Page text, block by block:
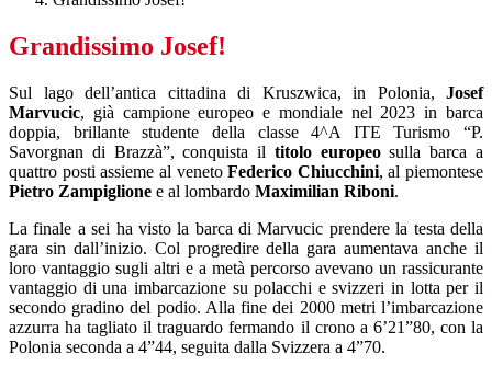
Grandissimo Josef!
Sul lago dell’antica cittadina di Kruszwica, in Polonia, Josef
Marvucic, già campione europeo e mondiale nel 2023 in barca
doppia, brillante studente della classe 4^A ITE Turismo “P.
Savorgnan di Brazzà”, conquista il titolo europeosulla barca a
quattro posti assieme al venetoFederico Chiucchini, al piemontese
Pietro Zampiglione e al lombardo Maximilian Riboni.
La finale a sei ha visto la barca di Marvucic prendere la testa della
gara sin dall’inizio. Col progredire della gara aumentava anche il
loro vantaggio sugli altri e a metà percorso avevano un rassicurante
vantaggio di una imbarcazione su polacchi e svizzeri in lotta per il
secondo gradino del podio. Alla fine dei 2000 metri l’imbarcazione
azzurra ha tagliato il traguardo fermando il crono a 6’21”80, con la
Polonia seconda a 4”44, seguita dalla Svizzera a 4”70.